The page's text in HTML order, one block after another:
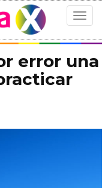
Toggle
error una